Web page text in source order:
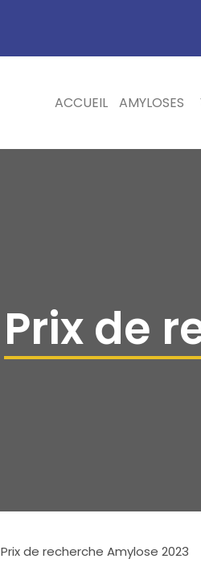
ACCUEIL AMYLOSES
Prix de
Prix de recherche Amylose 2023